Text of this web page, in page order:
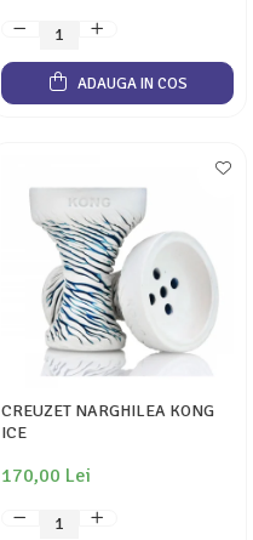
ADAUGA IN COS
CREUZET NARGHILEA KONG
ICE
170,00 Lei